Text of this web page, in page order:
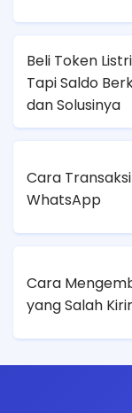
Beli Token
Tapi Saldo
dan Solusinya
Cara
WhatsApp
Cara
yang Salah